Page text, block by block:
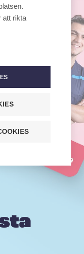
att rikta